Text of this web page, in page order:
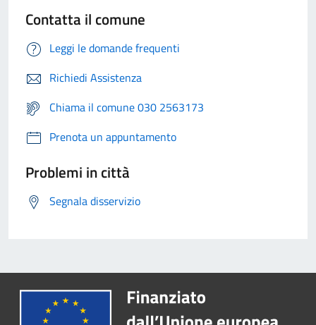
Contatta il comune
Leggi le domande frequenti
Richiedi Assistenza
Chiama il comune 030 2563173
Prenota un appuntamento
Problemi in città
Segnala disservizio